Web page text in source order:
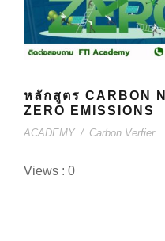
หลักสูตร CARBON
ZERO EMISSIONS
ACADEMY / Carbon Verfier
Views : 0